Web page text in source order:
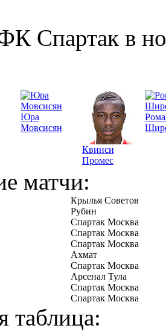
Спартак в
Юра
Мовсисян
Квинси
Промес
матчи:
Крылья Советов
Рубин
Спартак Москва
Спартак Москва
Спартак Москва
Ахмат
Спартак Москва
Арсенал Тула
Спартак Москва
Спартак Москва
таблица: